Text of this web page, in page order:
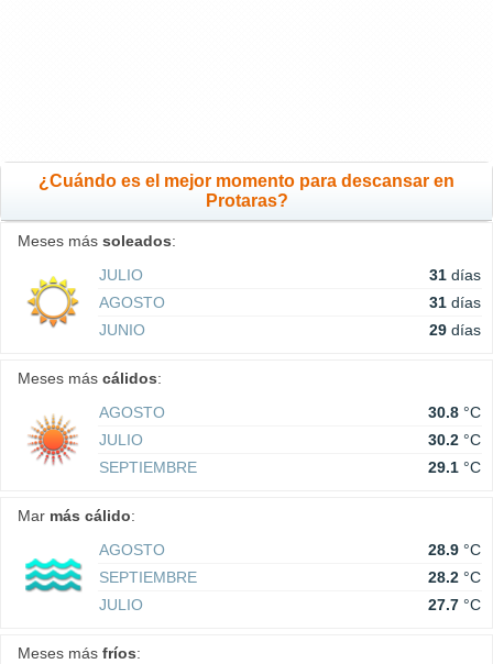
¿Cuándo es el mejor momento para descansar en
Protaras?
Meses más soleados:
JULIO
31 días
AGOSTO
31 días
JUNIO
29 días
Meses más cálidos:
AGOSTO
30.8 °C
JULIO
30.2 °C
SEPTIEMBRE
29.1 °C
Mar más cálido:
AGOSTO
28.9 °C
SEPTIEMBRE
28.2 °C
JULIO
27.7 °C
Meses más fríos: